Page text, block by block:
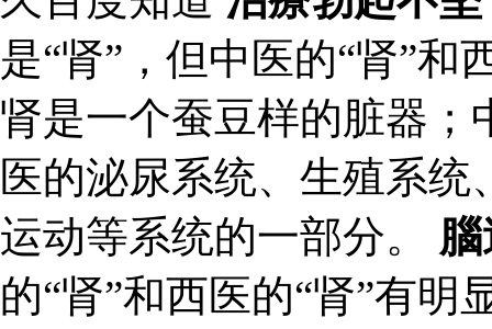
是“肾”，但中医的“肾”和
肾是一个蚕豆样的脏器；
医的泌尿系统、生殖系
运动等系统的一部分。
的“肾”和西医的“肾”有